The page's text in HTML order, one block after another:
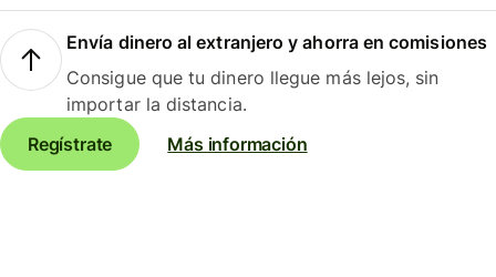
Envía dinero al extranjero y ahorra en comisiones
Consigue que tu dinero llegue más lejos, sin
importar la distancia.
Regístrate
Más información